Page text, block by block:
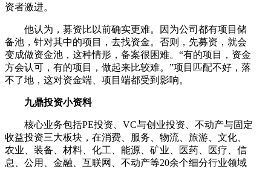
资者激进。
他认为，募资比以前确实更难。因为公司都有项目储
备池，针对其中的项目，去找资金。否则，先募资，就会
变成做资金池，这种情形，备案很困难。“有的项目，资金
方会认可，有的项目，做起来比较难。”项目匹配不好，落
不了地，这对资金端、项目端都受到影响。
九鼎投资小资料
核心业务包括PE投资、VC与创业投资、不动产与固定
收益投资三大板块，在消费、服务、物流、旅游、文化、
农业、装备、材料、化工、能源、矿业、医药、医疗、信
息、公用、金融、互联网、不动产等20余个细分行业领域